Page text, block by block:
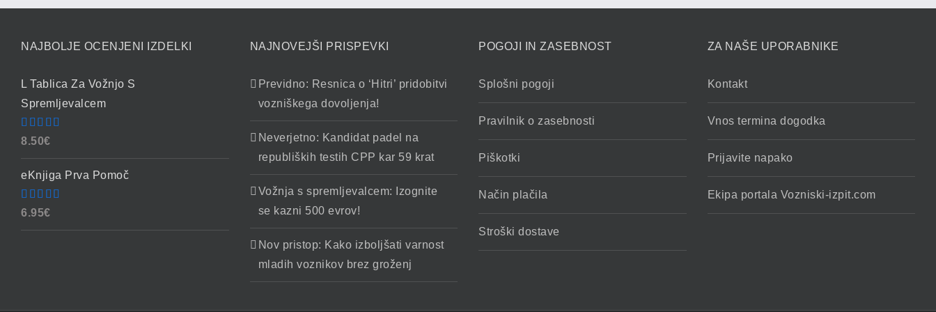
NAJBOLJE OCENJENI IZDELKI
L Tablica Za Vožnjo S
Spremljevalcem
Ocenjeno
8.50€
eKnjiga Prva Pomoč
Ocenjeno
6.95€
NAJNOVEJŠI PRISPEVKI
Previdno: Resnica o ‘Hitri’ pridobitvi
vozniškega dovoljenja!
Neverjetno: Kandidat padel na
republiških testih CPP kar 59 krat
Vožnja s spremljevalcem: Izognite
se kazni 500 evrov!
Nov pristop: Kako izboljšati varnost
mladih voznikov brez groženj
POGOJI IN ZASEBNOST
Splošni pogoji
Pravilnik o zasebnosti
Piškotki
Način plačila
Stroški dostave
ZA NAŠE UPORABNIKE
Kontakt
Vnos termina dogodka
Prijavite napako
Ekipa portala Vozniski-izpit.com